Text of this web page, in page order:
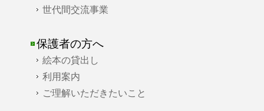
世代間交流事業
保護者の方へ
絵本の貸出し
利用案内
ご理解いただきたいこと